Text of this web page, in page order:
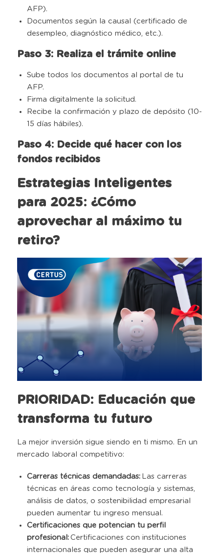
AFP).
Documentos según la causal (certificado de
desempleo, diagnóstico médico, etc.).
Paso 3: Realiza el trámite online
Sube todos los documentos al portal de tu
AFP.
Firma digitalmente la solicitud.
Recibe la confirmación y plazo de depósito (10-
15 días hábiles).
Paso 4: Decide qué hacer con los
fondos recibidos
Estrategias Inteligentes
para 2025: ¿Cómo
aprovechar al máximo tu
retiro?
PRIORIDAD: Educación que
transforma tu futuro
La mejor inversión sigue siendo en ti mismo. En un
mercado laboral competitivo:
Carreras técnicas demandadas: Las carreras
técnicas en áreas como tecnología y sistemas,
análisis de datos, o sostenibilidad empresarial
pueden aumentar tu ingreso mensual.
Certificaciones que potencian tu perfil
profesional: Certificaciones con instituciones
internacionales que pueden asegurar una alta